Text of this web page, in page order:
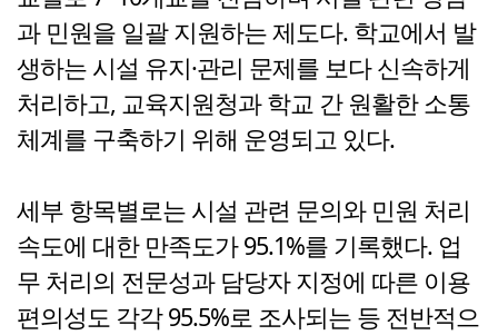
과 민원을 일괄 지원하는 제도다. 학교에서 발
생하는 시설 유지·관리 문제를 보다 신속하게
처리하고, 교육지원청과 학교 간 원활한 소통
체계를 구축하기 위해 운영되고 있다.
세부 항목별로는 시설 관련 문의와 민원 처리
속도에 대한 만족도가 95.1%를 기록했다. 업
무 처리의 전문성과 담당자 지정에 따른 이용
편의성도 각각 95.5%로 조사되는 등 전반적으